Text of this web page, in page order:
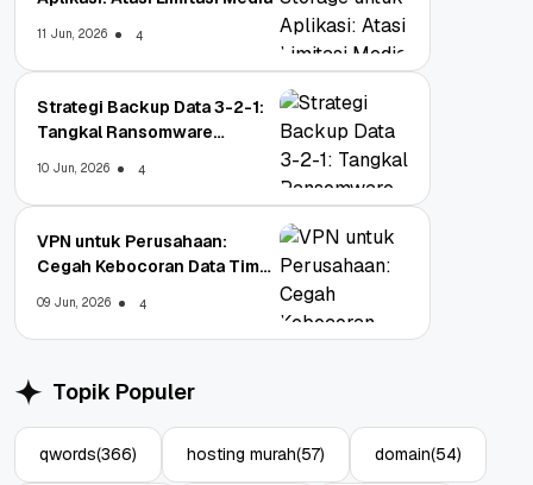
11 Jun, 2026 4
Strategi Backup Data 3-2-1:
Tangkal Ransomware
10 Jun, 2026 4
VPN untuk Perusahaan:
Cegah Kebocoran Data Tim
09 Jun, 2026 4
Topik Populer
qwords(366) hosting murah(57) domain(54)